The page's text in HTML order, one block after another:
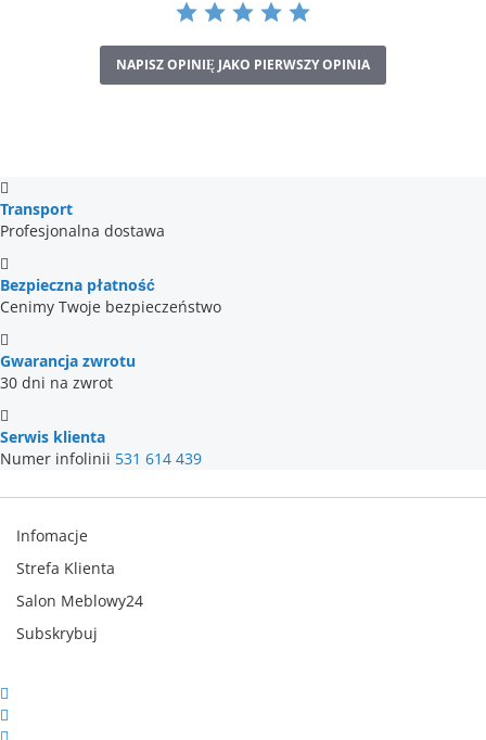
NAPISZ OPINIĘ JAKO PIERWSZY OPINIA
Transport
Profesjonalna dostawa
Bezpieczna płatność
Cenimy Twoje bezpieczeństwo
Gwarancja zwrotu
30 dni na zwrot
Serwis klienta
Numer infolinii 531 614 439
Infomacje
Strefa Klienta
Salon Meblowy24
Subskrybuj